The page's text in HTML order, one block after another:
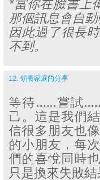
*當你在臉書上
那個訊息會自
因此過了很長
不到。
12. 領養家庭的分享
等待......嘗試
己。這是我們
信很多朋友也
的小朋友，每
們的喜悅同時
只是換來失敗